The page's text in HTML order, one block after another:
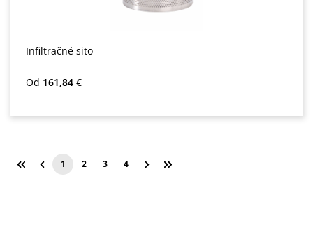
Infiltračné sito
Bežná cena:
Od 161,84 €
Stránka
1 Stránka
2 Stránka
3 Stránka
4